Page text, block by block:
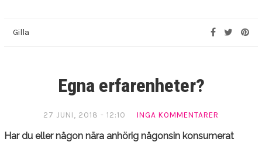
Länkar
SENASTE INLÄGG
Vad är tobak?
Gilla
Egna erfarenheter?
27 JUNI, 2018 - 12:10 INGA KOMMENTARER
Har du eller någon nära anhörig någonsin konsumerat